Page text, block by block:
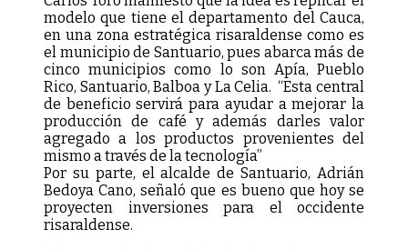
modelo que tiene el departamento del Cauca,
en una zona estratégica risaraldense como es
el municipio de Santuario, pues abarca más de
cinco municipios como lo son Apía, Pueblo
Rico, Santuario, Balboa y La Celia. “Esta central
de beneficio servirá para ayudar a mejorar la
producción de café y además darles valor
agregado a los productos provenientes del
mismo a través de la tecnología”
Por su parte, el alcalde de Santuario, Adrián
Bedoya Cano, señaló que es bueno que hoy se
proyecten inversiones para el occidente
risaraldense.